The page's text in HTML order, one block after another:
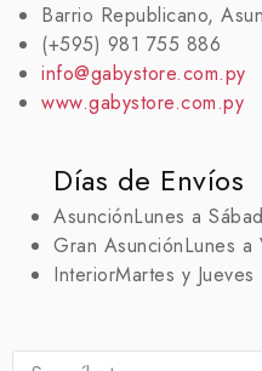
Barrio Republicano,
(+595) 981 755 886
info@gabystore.com.py
www.gabystore.com.py
Días de Envíos
AsunciónLunes a
Gran AsunciónLunes a
InteriorMartes y Jueves